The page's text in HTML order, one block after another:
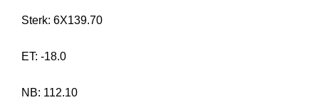
Sterk: 6X139.70
ET: -18.0
NB: 112.10